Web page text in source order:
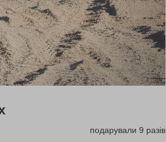
подарували 9 разів